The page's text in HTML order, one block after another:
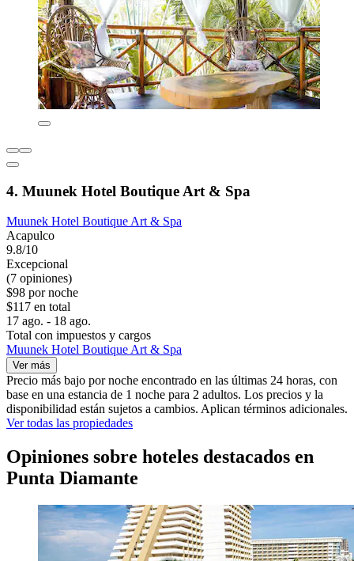
4. Muunek Hotel Boutique Art & Spa
Muunek Hotel Boutique Art & Spa
Acapulco
9.8/10
Excepcional
(7 opiniones)
$98 por noche
$117 en total
17 ago. - 18 ago.
Total con impuestos y cargos
Muunek Hotel Boutique Art & Spa
Ver más
Precio más bajo por noche encontrado en las últimas 24 horas, con
base en una estancia de 1 noche para 2 adultos. Los precios y la
disponibilidad están sujetos a cambios. Aplican términos adicionales.
Ver todas las propiedades
Opiniones sobre hoteles destacados en
Punta Diamante